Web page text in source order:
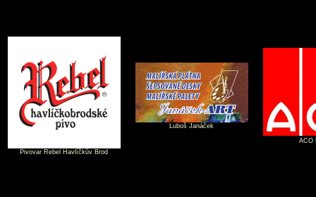
Pivovar Rebel Havlíčkův Brod
Luboš Janáček
ACO